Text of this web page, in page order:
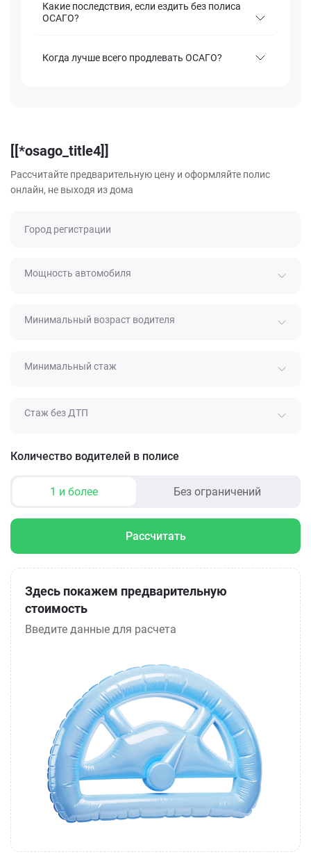
Какие последствия, если ездить без полиса
ОСАГО?
Когда лучше всего продлевать ОСАГО?
[[*osago_title4]]
Рассчитайте предварительную цену и оформляйте полис
онлайн, не выходя из дома
Город регистрации
Мощность автомобиля
Минимальный возраст водителя
Минимальный стаж
Стаж без ДТП
Количество водителей в полисе
1 и более Без ограничений
Рассчитать
Здесь покажем предварительную
стоимость
Введите данные для расчета